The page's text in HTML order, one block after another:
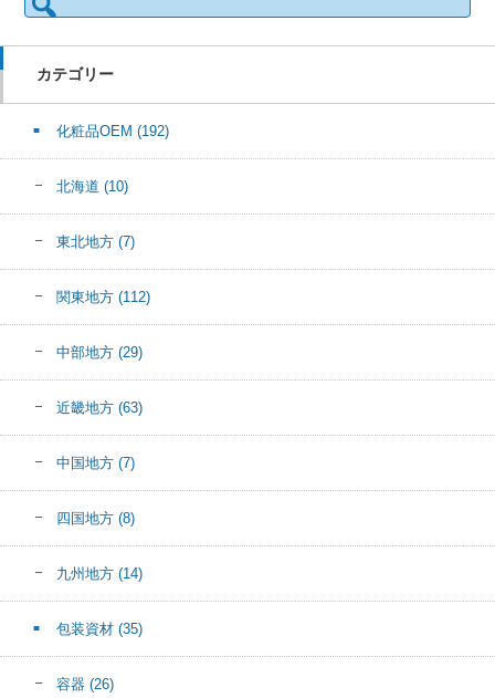
索:
カテゴリー
化粧品OEM (192)
北海道 (10)
東北地方 (7)
関東地方 (112)
中部地方 (29)
近畿地方 (63)
中国地方 (7)
四国地方 (8)
九州地方 (14)
包装資材 (35)
容器 (26)